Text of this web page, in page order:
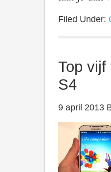
Filed Under:
Top
S4
9 april 2013